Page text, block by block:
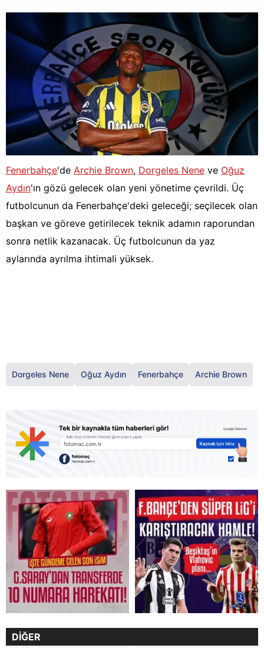
Fenerbahçe'de Archie Brown, Dorgeles Nene ve Oğuz
Aydın'ın gözü gelecek olan yeni yönetime çevrildi. Üç
futbolcunun da Fenerbahçe'deki geleceği; seçilecek olan
başkan ve göreve getirilecek teknik adamın raporundan
sonra netlik kazanacak. Üç futbolcunun da yaz
aylarında ayrılma ihtimali yüksek.
Dorgeles Nene Oğuz Aydın Fenerbahçe Archie Brown
DİĞER